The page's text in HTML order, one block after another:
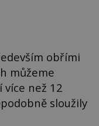
obřími
můžeme
než 12
sloužily